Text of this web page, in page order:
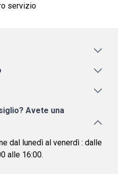
servizio
Avete una
dal lunedì al venerdì : dalle
alle 16:00.